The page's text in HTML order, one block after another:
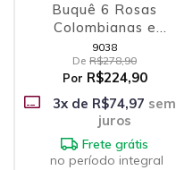
Buquê 6 Rosas
Colombianas e
Coração Supresa
9038
De R$278,90
Por R$224,90
3x de R$74,97 sem
juros
Frete grátis
no período integral